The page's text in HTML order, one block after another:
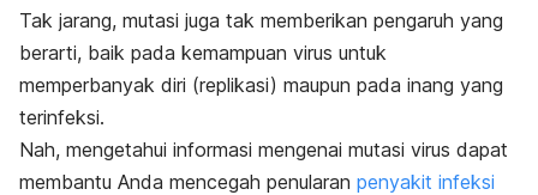
Tak jarang, mutasi juga tak memberikan pengaruh yang
berarti, baik pada kemampuan virus untuk
memperbanyak diri (replikasi) maupun pada inang yang
terinfeksi.
Nah, mengetahui informasi mengenai mutasi virus dapat
membantu Anda mencegah penularan penyakit infeksi